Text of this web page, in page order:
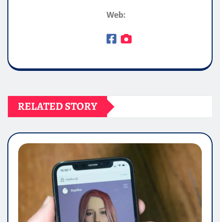
Web:
RELATED STORY